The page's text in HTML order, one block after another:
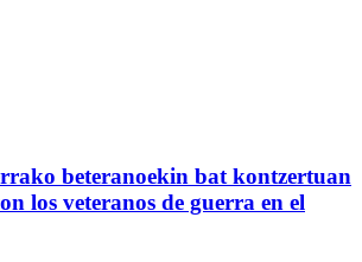
beteranoekin bat kontzertuan
los veteranos de guerra en el